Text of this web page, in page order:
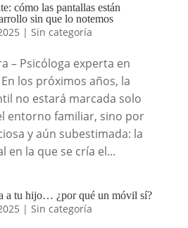
cómo las pantallas están
sin que lo notemos
| Sin categoría
– Psicóloga experta en
los próximos años, la
no estará marcada solo
entorno familiar, sino por
y aún subestimada: la
la que se cría el...
a tu hijo… ¿por qué un móvil sí?
| Sin categoría